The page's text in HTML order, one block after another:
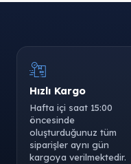
Hızlı Kargo
Hafta içi saat 15:00
öncesinde
oluşturduğunuz tüm
siparişler aynı gün
kargoya verilmektedir.